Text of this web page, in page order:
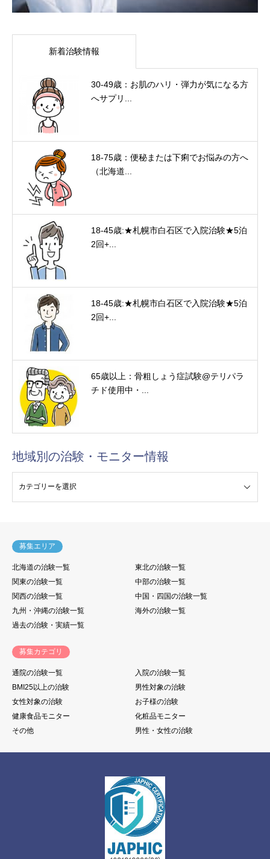
新着治験情報
30-49歳：お肌のハリ・弾力が気になる方
へサプリ...
18-75歳：便秘または下痢でお悩みの方へ
（北海道...
18-45歳:★札幌市白石区で入院治験★5泊
2回+...
18-45歳:★札幌市白石区で入院治験★5泊
2回+...
65歳以上：骨粗しょう症試験@テリパラ
チド使用中・...
地域別の治験・モニター情報
募集エリア
北海道の治験一覧
東北の治験一覧
関東の治験一覧
中部の治験一覧
関西の治験一覧
中国・四国の治験一覧
九州・沖縄の治験一覧
海外の治験一覧
過去の治験・実績一覧
募集カテゴリ
通院の治験一覧
入院の治験一覧
BMI25以上の治験
男性対象の治験
女性対象の治験
お子様の治験
健康食品モニター
化粧品モニター
その他
男性・女性の治験